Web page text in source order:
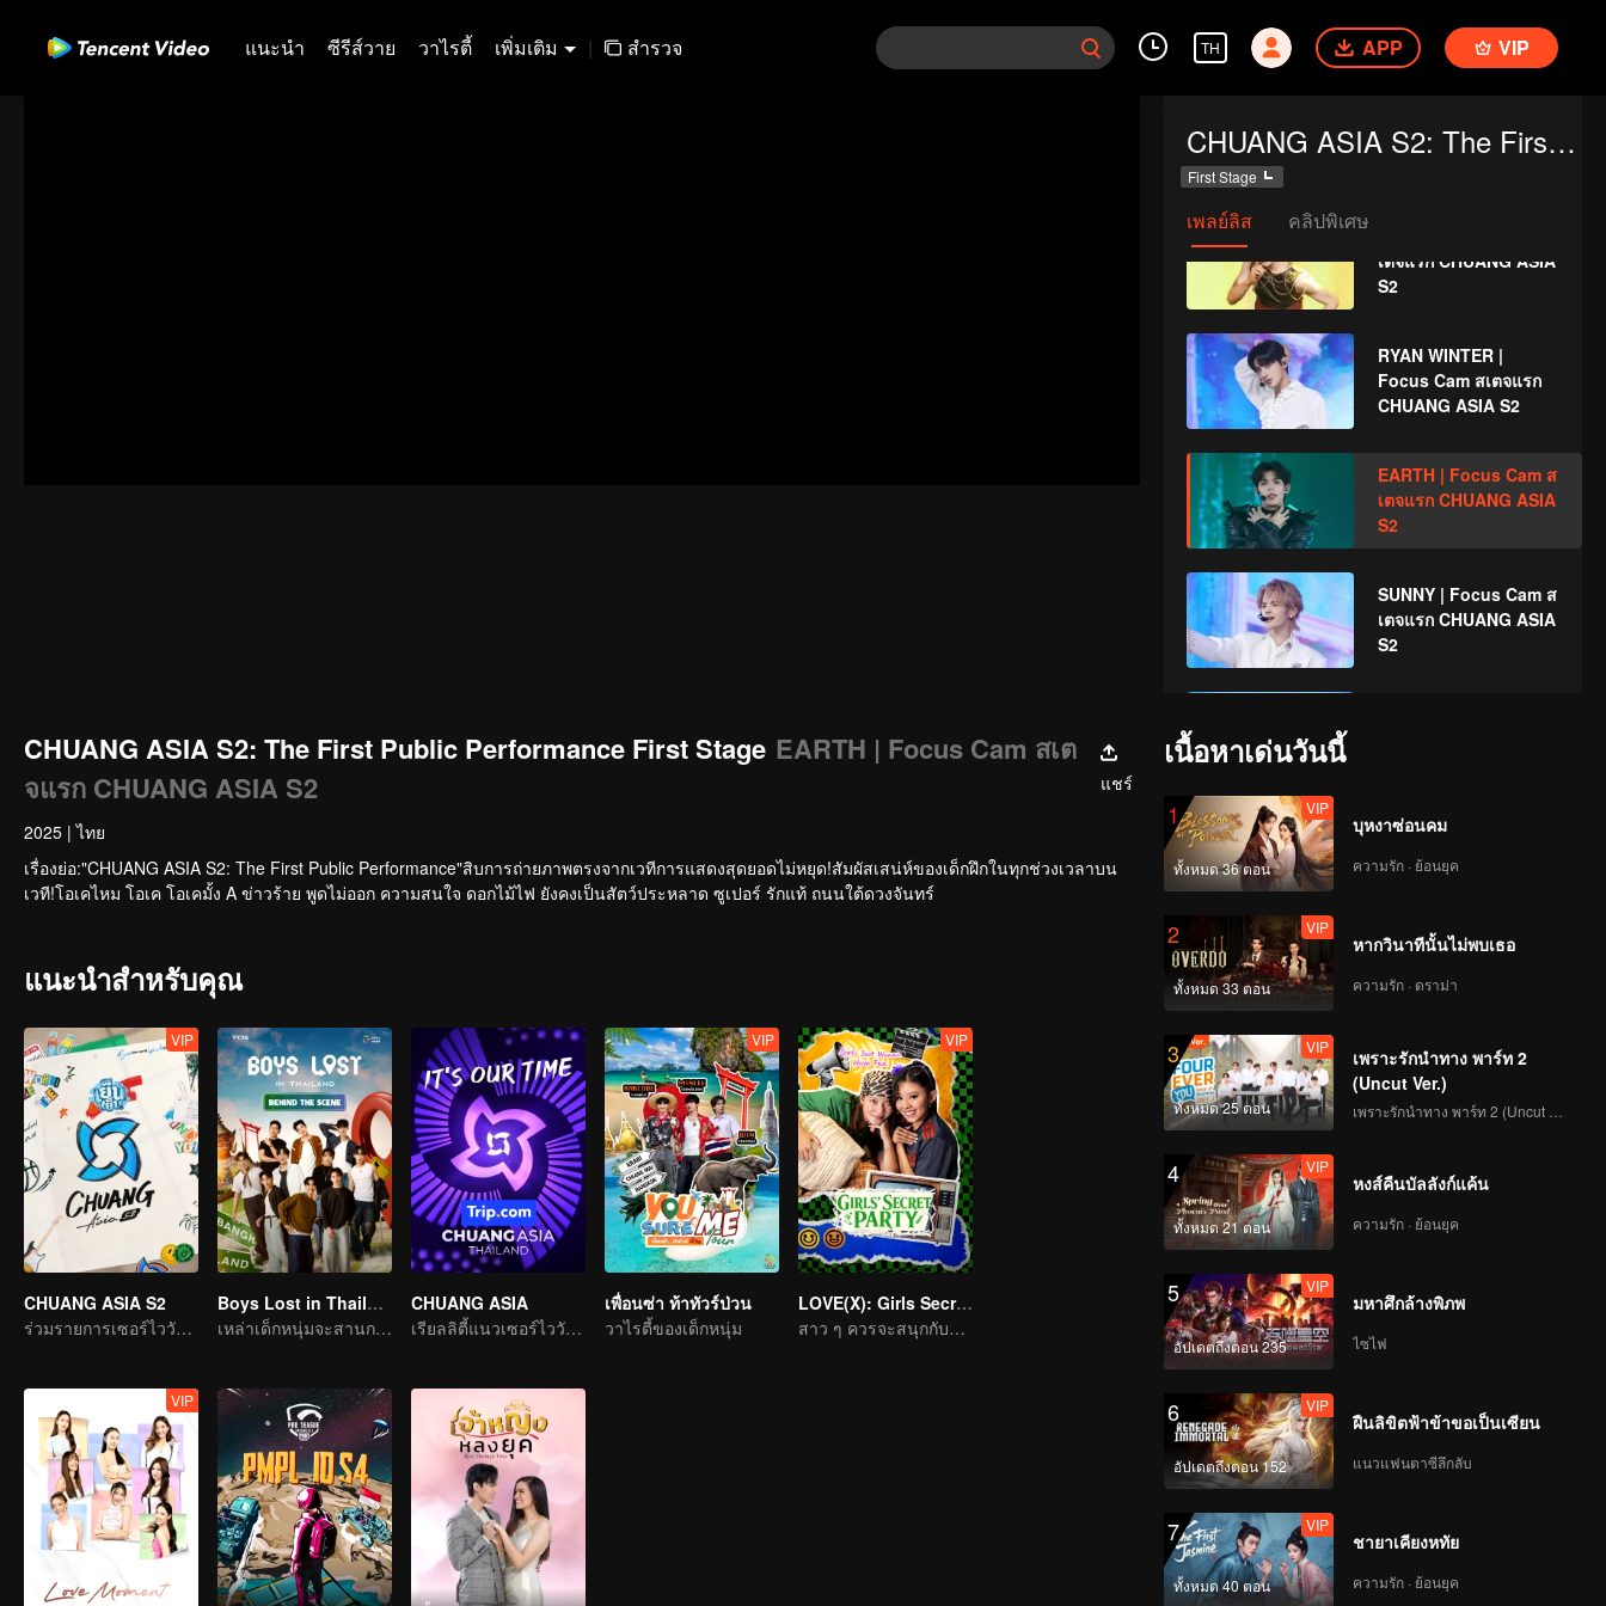
แนะนำ ซีรีส์วาย วาไรตี้ เพิ่มเติม | สำรวจ TH APP VIP
CHUANG ASIA S2: The First Public Performance
First Stage
เพลย์ลิส คลิปพิเศษ
Cam สเตจแรก
CHUANG ASIA S2
Cam สเตจแรก
เตจแรก CHUANG ASIA
S2
RYAN WINTER |
Focus Cam สเตจแรก
CHUANG ASIA S2
EARTH | Focus Cam ส
เตจแรก CHUANG ASIA
S2
SUNNY | Focus Cam ส
เตจแรก CHUANG ASIA
S2
XIONG | Focus Cam ส
เตจแรก CHUANG ASIA
DORN | Focus Cam ส
เตจแรก CHUANG ASIA
LU JUNXI | Focus
Cam สเตจแรก
CHUANG ASIA S2
GUANMING | Focus
Cam สเตจแรก
KEVIN | Focus Cam ส
เตจแรก CHUANG ASIA
LIZI | Focus Cam สเตจ
แรก CHUANG ASIA S2
SHEN | Focus Cam ส
เตจแรก CHUANG ASIA
CHUANG ASIA S2: The First Public Performance First Stage EARTH | Focus Cam สเต
จแรก CHUANG ASIA S2
แชร์
2025 | ไทย
เรื่องย่อ:"CHUANG ASIA S2: The First Public Performance"สิบการถ่ายภาพตรงจากเวทีการแสดงสุดยอดไม่หยุด!สัมผัสเสน่ห์ของเด็กฝึกในทุกช่วงเวลาบน
เวที!โอเคไหม โอเค โอเคมั้ง A ข่าวร้าย พูดไม่ออก ความสนใจ ดอกไม้ไฟ ยังคงเป็นสัตว์ประหลาด ซูเปอร์ รักแท้ ถนนใต้ดวงจันทร์
แนะนำสำหรับคุณ
VIP
CHUANG ASIA S2
ร่วมรายการเซอร์ไววัลแห่งเอเชีย เลือกไอดอลที่คุณชอบ
Boys Lost in Thailand·Behind the Scene
เหล่าเด็กหนุ่มจะสานการเดินทางในฝันให้เป็นจริงได้ไหม
CHUANG ASIA
เรียลลิตี้แนวเซอร์ไววัลไอดอลเกิร์ลกรุ๊ป
VIP
เพื่อนซ่า ท้าทัวร์ป่วน
วาไรตี้ของเด็กหนุ่ม
VIP
LOVE(X): Girls Secret Party
สาว ๆ ควรจะสนุกกับชีวิตให้เต็มที่
VIP
เนื้อหาเด่นวันนี้
1
ทั้งหมด 36 ตอน
VIP
บุหงาซ่อนคม
ความรัก · ย้อนยุค
2
ทั้งหมด 33 ตอน
VIP
หากวินาทีนั้นไม่พบเธอ
ความรัก · ดราม่า
3
ทั้งหมด 25 ตอน
VIP
เพราะรักนำทาง พาร์ท 2
(Uncut Ver.)
4
ทั้งหมด 21 ตอน
VIP
หงส์คืนบัลลังก์แค้น
ความรัก · ย้อนยุค
5
อัปเดตถึงตอน 235
VIP
มหาศึกล้างพิภพ
ไซไฟ
6
อัปเดตถึงตอน 152
VIP
ฝืนลิขิตฟ้าข้าขอเป็นเซียน
แนวแฟนตาซีลึกลับ
7
ทั้งหมด 40 ตอน
VIP
ชายาเคียงหทัย
ความรัก · ย้อนยุค